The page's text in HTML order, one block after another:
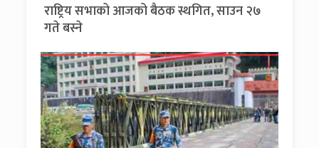
राष्ट्रिय सभाको आजको बैठक स्थगित, साउन २७
गते बस्ने